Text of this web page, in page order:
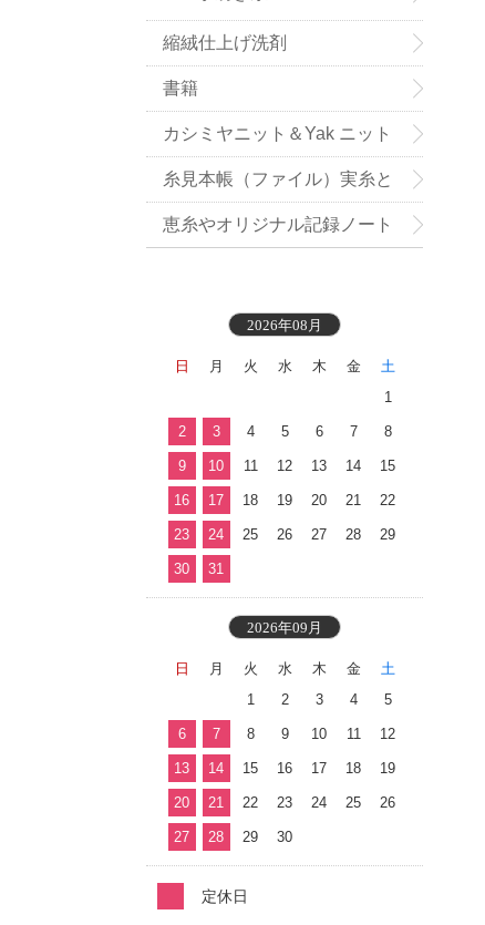
縮絨仕上げ洗剤
書籍
カシミヤニット＆Yak ニット
小物お買い得
糸見本帳（ファイル）実糸と
織地見本付き
恵糸やオリジナル記録ノート
2026年08月
日 月 火 水 木 金
土
1
2 3 4 5 6 7 8
9 10 11 12 13 14 15
16 17 18 19 20 21 22
23 24 25 26 27 28 29
30 31
2026年09月
日 月 火 水 木 金
土
1
2 3 4 5
6 7 8 9 10 11 12
13 14 15 16 17 18 19
20 21 22 23 24 25 26
27 28 29 30
定休日